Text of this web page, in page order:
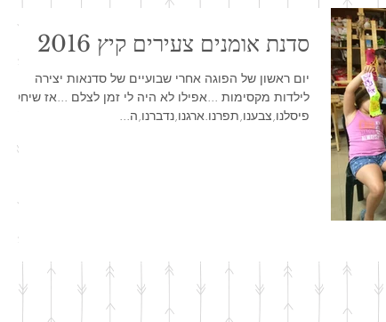
סדנת אומנים צעירים קיץ 2016
יום ראשון של הפוגה אחרי שבועיים של סדנאות יצירה
לילדות מקסימות ...אפילו לא היה לי זמן לצלם ...אז שיחקנו
פיסלנו,צבענו,תפרנו.ארגנו,נדברנו,ה...